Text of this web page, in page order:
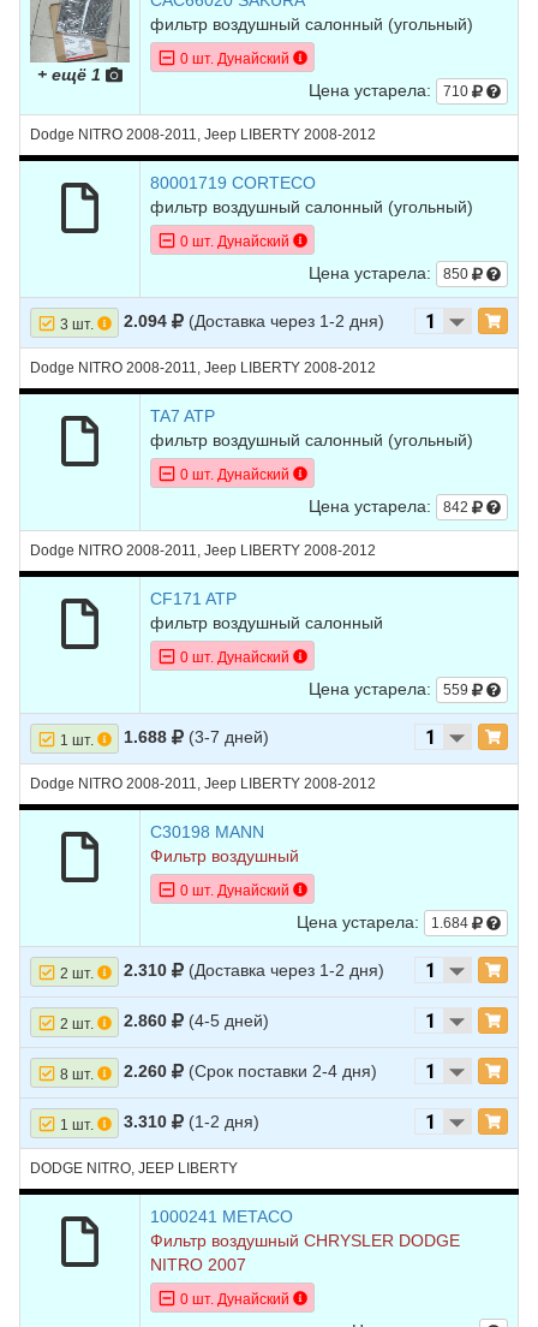
+ ещё 1
фильтр воздушный салонный (угольный)
0 шт. Дунайский
Цена устарела: 710
Dodge NITRO 2008-2011, Jeep LIBERTY 2008-2012
80001719 CORTECO
фильтр воздушный салонный (угольный)
0 шт. Дунайский
Цена устарела: 850
3 шт. 2.094 (Доставка через 1-2 дня)
Dodge NITRO 2008-2011, Jeep LIBERTY 2008-2012
TA7 ATP
фильтр воздушный салонный (угольный)
0 шт. Дунайский
Цена устарела: 842
Dodge NITRO 2008-2011, Jeep LIBERTY 2008-2012
CF171 ATP
фильтр воздушный салонный
0 шт. Дунайский
Цена устарела: 559
1 шт. 1.688 (3-7 дней)
Dodge NITRO 2008-2011, Jeep LIBERTY 2008-2012
C30198 MANN
Фильтр воздушный
0 шт. Дунайский
Цена устарела: 1.684
2 шт. 2.310 (Доставка через 1-2 дня)
2 шт. 2.860 (4-5 дней)
8 шт. 2.260 (Срок поставки 2-4 дня)
1 шт. 3.310 (1-2 дня)
DODGE NITRO, JEEP LIBERTY
1000241 METACO
Фильтр воздушный CHRYSLER DODGE
NITRO 2007
0 шт. Дунайский